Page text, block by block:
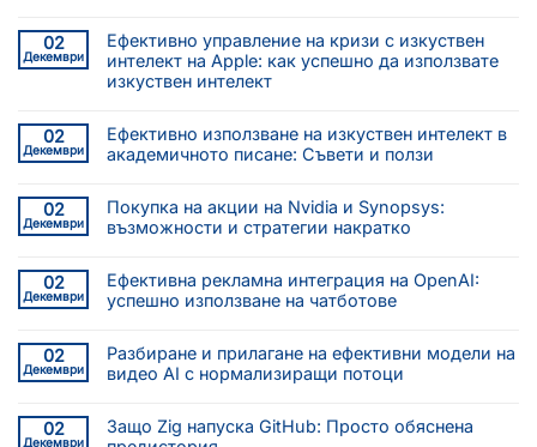
02
Декември
Ефективно управление на кризи с изкуствен
интелект на Apple: как успешно да използвате
изкуствен интелект
02
Декември
Ефективно използване на изкуствен интелект в
академичното писане: Съвети и ползи
02
Декември
Покупка на акции на Nvidia и Synopsys:
възможности и стратегии накратко
02
Декември
Ефективна рекламна интеграция на OpenAI:
успешно използване на чатботове
02
Декември
Разбиране и прилагане на ефективни модели на
видео AI с нормализиращи потоци
02
Декември
Защо Zig напуска GitHub: Просто обяснена